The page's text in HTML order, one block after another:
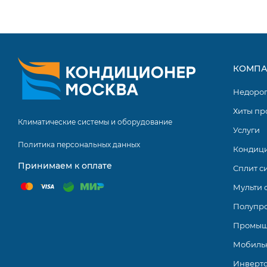
Климатические системы и оборудование
Политика персональных данных
Принимаем к оплате
Хиты
Услуги
Сплит
Мульти